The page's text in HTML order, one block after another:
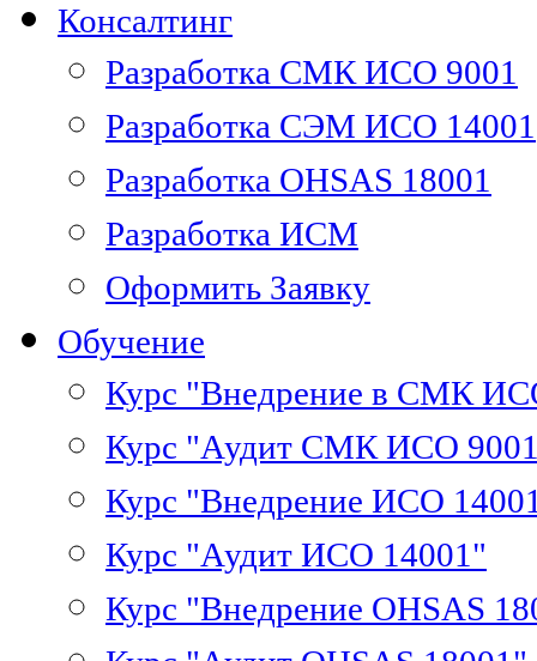
Консалтинг
Разработка СМК ИСО 9001
Разработка СЭМ ИСО 14001
Разработка OHSAS 18001
Разработка ИСМ
Оформить Заявку
Обучение
Курс "Внедрение в СМК
Курс "Аудит СМК ИСО
Курс "Внедрение ИСО
Курс "Аудит ИСО 14001"
Курс "Внедрение OHSAS